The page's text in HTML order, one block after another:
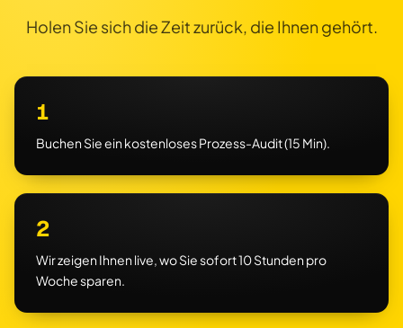
Holen Sie sich die Zeit zurück, die Ihnen gehört.
1
Buchen Sie ein kostenloses Prozess-Audit (15 Min).
2
Wir zeigen Ihnen live, wo Sie sofort 10 Stunden pro
Woche sparen.